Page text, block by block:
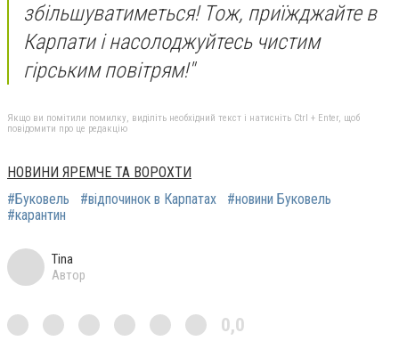
збільшуватиметься! Тож, приїжджайте в
Карпати і насолоджуйтесь чистим
гірським повітрям!"
Якщо ви помітили помилку, виділіть необхідний текст і натисніть Ctrl + Enter, щоб
повідомити про це редакцію
НОВИНИ ЯРЕМЧЕ ТА ВОРОХТИ
#Буковель
#відпочинок в Карпатах
#новини Буковель
#карантин
Tina
Автор
0,0